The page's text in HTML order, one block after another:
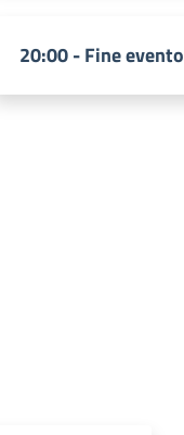
20:00 - Fine evento